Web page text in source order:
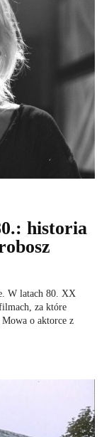
historia
W latach 80. XX
za które
Mowa o aktorce z